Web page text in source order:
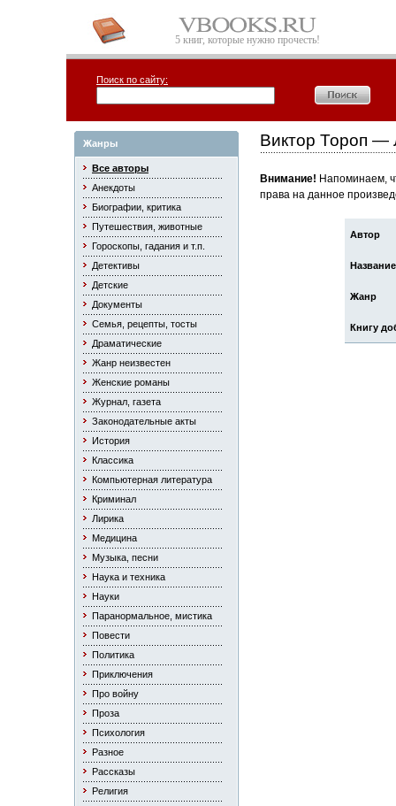
5 книг, которые нужно прочесть!
Поиск по сайту:
Жанры
Все авторы
Анекдоты
Биографии, критика
Путешествия, животные
Гороскопы, гадания и т.п.
Детективы
Детские
Документы
Семья, рецепты, тосты
Драматические
Жанр неизвестен
Женские романы
Журнал, газета
Законодательные акты
История
Классика
Компьютерная литература
Криминал
Лирика
Медицина
Музыка, песни
Наука и техника
Науки
Паранормальное, мистика
Повести
Политика
Приключения
Про войну
Проза
Психология
Разное
Рассказы
Религия
Виктор Тороп —
Внимание! Напоминаем,
права на данное
Автор
Название
Жанр
Книгу